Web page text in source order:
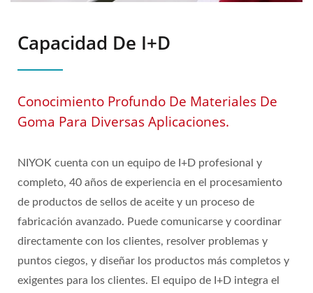
Capacidad De I+D
Conocimiento Profundo De Materiales De
Goma Para Diversas Aplicaciones.
NIYOK cuenta con un equipo de I+D profesional y
completo, 40 años de experiencia en el procesamiento
de productos de sellos de aceite y un proceso de
fabricación avanzado. Puede comunicarse y coordinar
directamente con los clientes, resolver problemas y
puntos ciegos, y diseñar los productos más completos y
exigentes para los clientes. El equipo de I+D integra el